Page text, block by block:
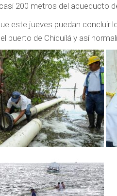
200 metros del acueducto
este jueves puedan concluir
puerto de Chiquilá y así